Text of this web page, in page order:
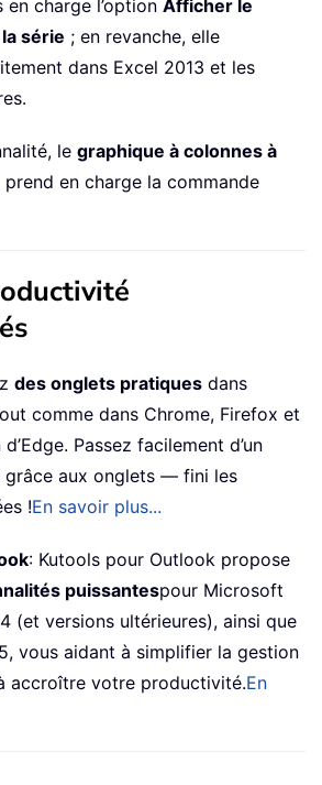
charge l’option Afficher le
série ; en revanche, elle
dans Excel 2013 et les
le graphique à colonnes à
prend en charge la commande
des onglets pratiques dans
comme dans Chrome, Firefox et
Passez facilement d’un
grâce aux onglets — fini les
!En savoir plus...
: Kutools pour Outlook propose
puissantespour Microsoft
(et versions ultérieures), ainsi que
vous aidant à simplifier la gestion
accroître votre productivité.En